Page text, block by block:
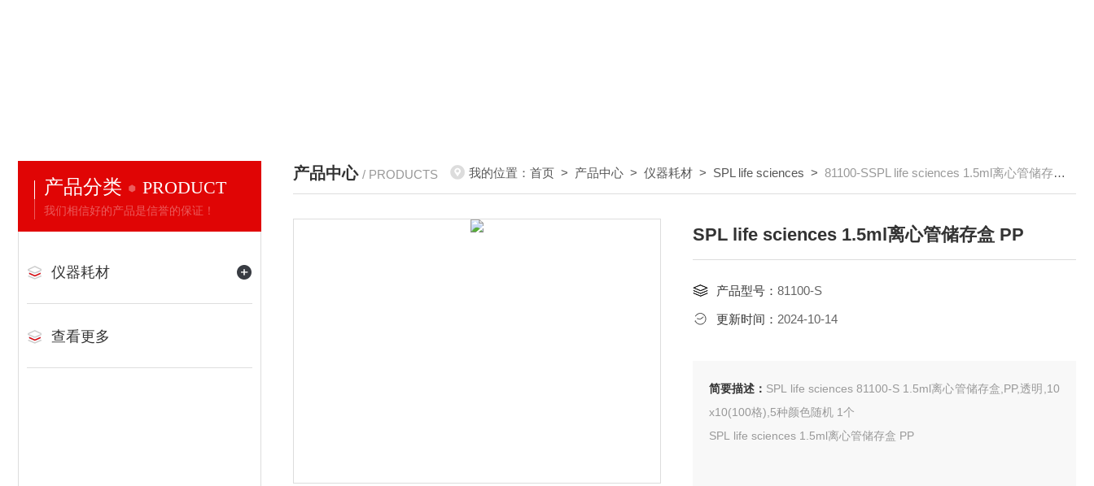
产品分类 PRODUCT
我们相信好的产品是信誉的保证！
仪器耗材
查看更多
产品中心 / PRODUCTS 我的位置：首页 > 产品中心 >仪器耗材 > SPL life sciences >81100-SSPL life sciences 1.5ml离心管储存盒 PP
SPL life sciences 1.5ml离心管储存盒 PP
产品型号： 81100-S
更新时间： 2024-10-14
简要描述： SPL life sciences 81100-S 1.5ml离心管储存盒,PP,透明,10
x10(100格),5种颜色随机 1个
SPL life sciences 1.5ml离心管储存盒 PP